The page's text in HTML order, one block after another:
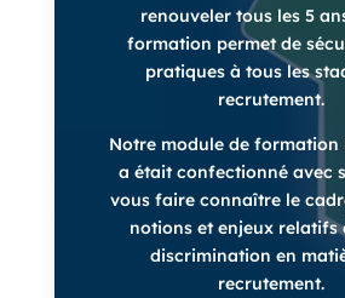
renouveler tous les 5
formation permet de
pratiques à tous les
recrutement.
Notre module de formation
a était confectionné avec
vous faire connaître le
notions et enjeux relatifs
discrimination en
recrutement.